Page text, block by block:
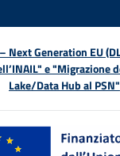
Next Generation EU
e "Migrazione
Lake/Data Hub al PSN"